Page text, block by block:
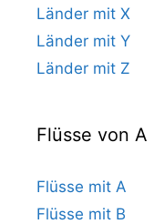
Länder mit X
Länder mit Y
Länder mit Z
Flüsse von A
Flüsse mit A
Flüsse mit B